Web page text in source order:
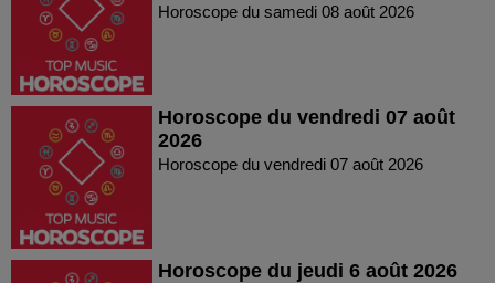
Horoscope du samedi 08 août 2026
Horoscope du vendredi 07 août
2026
Horoscope du vendredi 07 août 2026
Horoscope du jeudi 6 août 2026